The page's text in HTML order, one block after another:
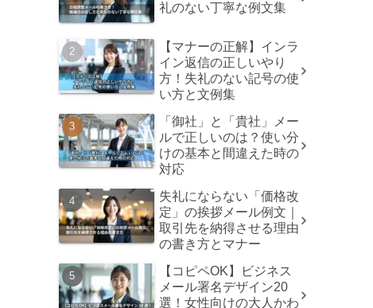
礼のない丁寧な例文集
【マナーの正解】インラ
イン返信の正しいやり
方！失礼のない記号の使
い方と文例集
「御社」と「貴社」メー
ルで正しいのは？使い分
けの基本と間違えた時の
対応
失礼にならない「価格改
定」の挨拶メール例文｜
取引先を納得させる理由
の書き方とマナー
【コピペOK】ビジネス
メール署名デザイン20
選！女性向けの大人かわ